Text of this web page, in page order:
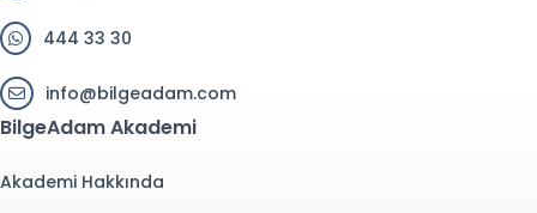
444 33 30
info@bilgeadam.com
BilgeAdam Akademi
Akademi Hakkında